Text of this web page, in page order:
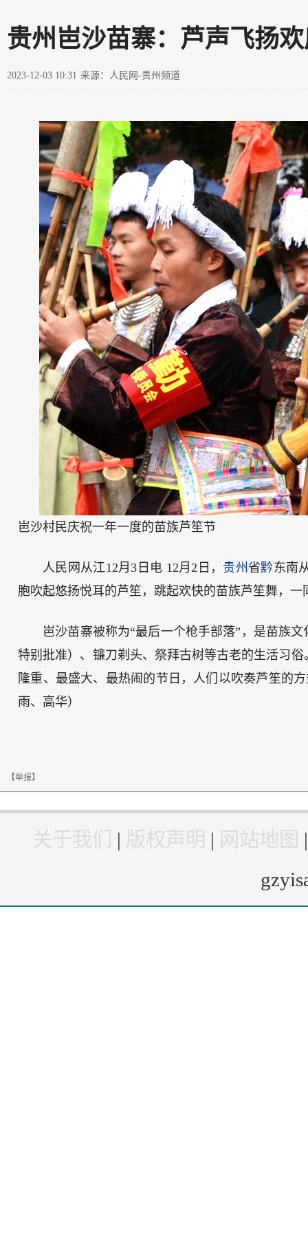
贵州岜沙苗寨：芦声飞扬
2023-12-03 10:31 来源：人民网-贵州频道
岜沙村民庆祝一年一度的苗族芦笙节
人民网从江12月3日电 12月2日， 贵州省黔东南
胞吹起悠扬悦耳的芦笙，跳起欢快的苗族芦笙舞，一
岜沙苗寨被称为“最后一个枪手部落”，是苗族
特别批准）、镰刀剃头、祭拜古树等古老的生活习
隆重、最盛大、最热闹的节日，人们以吹奏芦笙的
雨、高华）
【举报】
关于我们 | 版权声明 | 网站地图